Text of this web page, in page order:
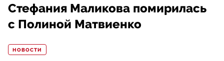
Стефания Маликова помирилась
с Полиной Матвиенко
НОВОСТИ